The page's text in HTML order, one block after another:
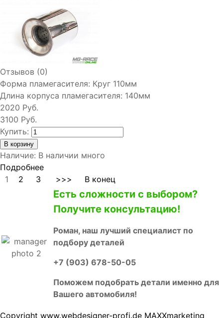
Отзывов (0)
Форма пламегасителя: Круг 110мм
Длина корпуса пламегасителя: 140мм
2020 Руб.
3100 Руб.
Купить:
Наличие: В наличии много
Подробнее
1
2 3 >>> В конец
Есть сложности с выбором?
Получите консультацию!
Роман, наш лучший специалист по
подбору деталей
+7 (903) 678-50-05
Поможем подобрать детали именно для
Вашего автомобиля!
Copyright www.webdesigner-profi.de MAXXmarketing